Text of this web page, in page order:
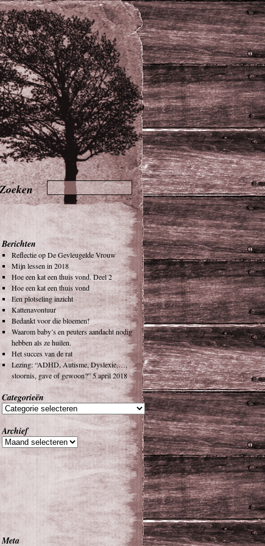
Berichten
Reflectie op De Gevleugelde Vrouw
Mijn lessen in 2018
Hoe een kat een thuis vond. Deel 2
Hoe een kat een thuis vond
Een plotseling inzicht
Kattenavontuur
Bedankt voor die bloemen!
Waarom baby’s en peuters aandacht nodig
hebben als ze huilen.
Het succes van de rat
Lezing: “ADHD, Autisme, Dyslexie,…,
stoornis, gave of gewoon?” 5 april 2018
Categorieën
Archief
Meta